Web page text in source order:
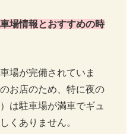
場情報とおすすめの時
場が完備されていま
お店のため、特に夜の
は駐車場が満車でギュ
くありません。